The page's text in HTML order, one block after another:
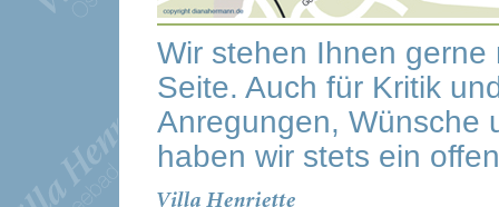
Wir stehen Ihnen gerne
Seite. Auch für Kritik
Anregungen, Wünsche
haben wir stets ein